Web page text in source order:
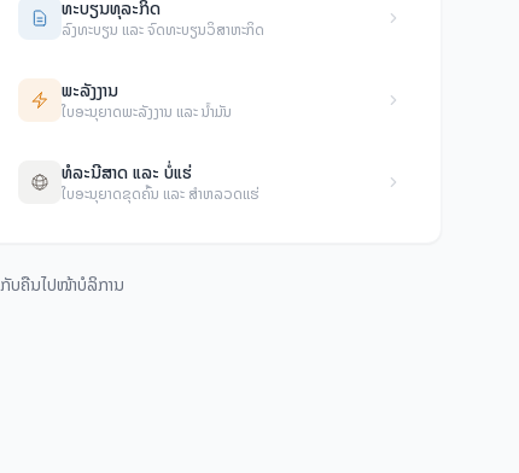
ທະບຽນທຸລະກິດ
ລົງທະບຽນ ແລະ ຈົດທະບຽນວິສາຫະກິດ
ພະລັງງານ
ໃບອະນຸຍາດພະລັງງານ ແລະ ນໍ້າມັນ
ທໍລະນີສາດ ແລະ ບໍ່ແຮ່
ໃບອະນຸຍາດຂຸດຄົ້ນ ແລະ ສໍາຫລວດແຮ່
ກັບຄືນໄປໜ້າບໍລິການ